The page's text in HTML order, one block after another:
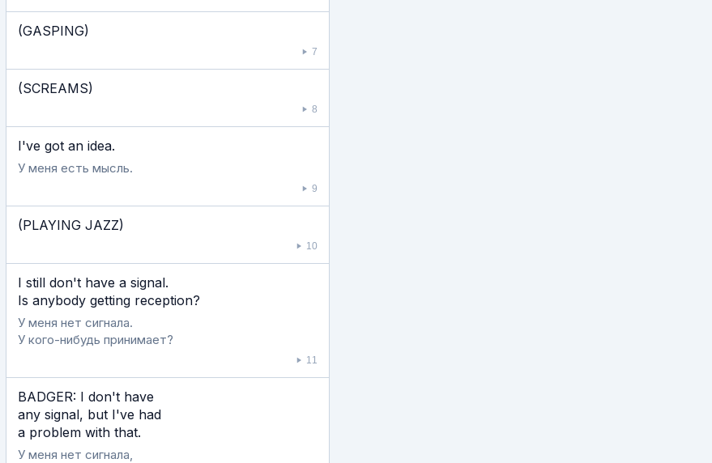
(GASPING)
7
(SCREAMS)
8
I've got an idea.
У меня есть мысль.
9
(PLAYING JAZZ)
10
I still don't have a signal.
Is anybody getting reception?
У меня нет сигнала.
У кого-нибудь принимает?
11
BADGER: I don't have
any signal, but I've had
a problem with that.
У меня нет сигнала,